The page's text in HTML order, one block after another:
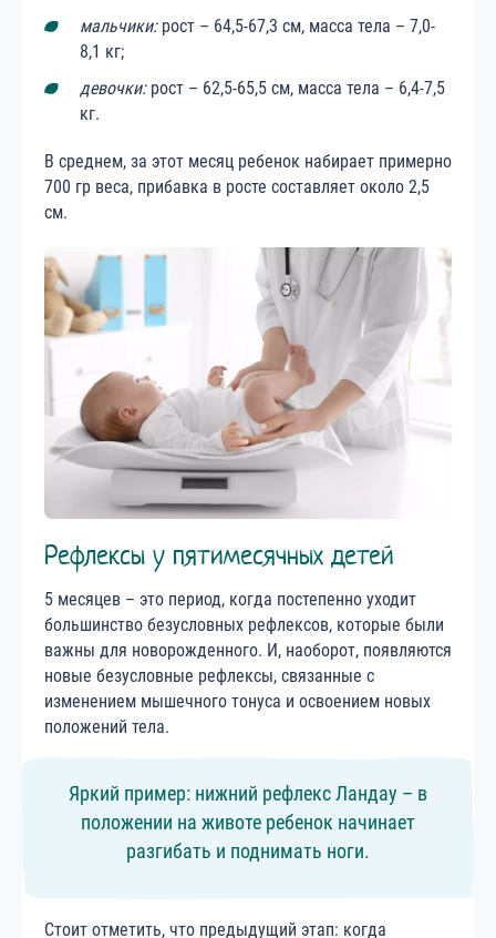
мальчики:рост – 64,5-67,3 см, масса тела – 7,0-
8,1 кг;
девочки:рост – 62,5-65,5 см, масса тела – 6,4-7,5
кг.
В среднем, за этот месяц ребенок набирает примерно
700 гр веса, прибавка в росте составляет около 2,5
см.
Рефлексы у пятимесячных детей
5 месяцев – это период, когда постепенно уходит
большинство безусловных рефлексов, которые были
важны для новорожденного. И, наоборот, появляются
новые безусловные рефлексы, связанные с
изменением мышечного тонуса и освоением новых
положений тела.
Яркий пример: нижний рефлекс Ландау – в
положении на животе ребенок начинает
разгибать и поднимать ноги.
Стоит отметить, что предыдущий этап: когда